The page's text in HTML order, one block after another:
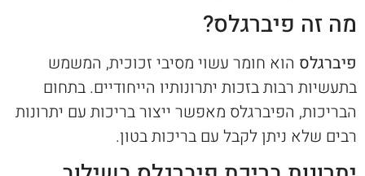
מה זה פיברגלס?
פיברגלס הוא חומר עשוי מסיבי זכוכית, המשמש
בתעשיות רבות בזכות יתרונותיו הייחודיים. בתחום
הבריכות, הפיברגלס מאפשר ייצור בריכות עם יתרונות
רבים שלא ניתן לקבל עם בריכות בטון.